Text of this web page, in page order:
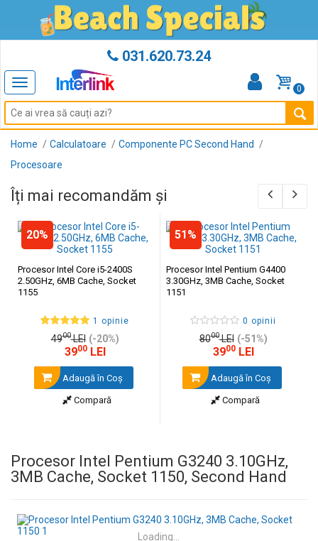
031.620.73.24
Toggle
navigation
0
Home Calculatoare
Componente PC Second Hand
Procesoare
Îți mai recomandăm și
20%
Procesor Intel Core i5-2400S
2.50GHz, 6MB Cache, Socket
1155
1 opinie
4900LEI (-20%)
3900LEI
Adaugă în Coş
Compară
51%
Procesor Intel Pentium G4400
3.30GHz, 3MB Cache, Socket
1151
0 opinii
8000LEI (-51%)
3900LEI
Adaugă în Coş
Compară
Procesor Intel Pentium G3240 3.10GHz,
3MB Cache, Socket 1150, Second Hand
Loading...